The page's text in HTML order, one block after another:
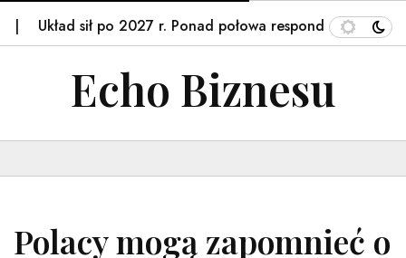
Układ sił po 2027 r. Ponad połowa respondentów…
Echo Biznesu
Polacy mogą zapomnieć o